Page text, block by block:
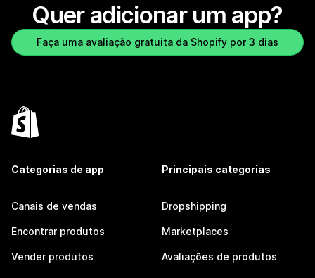
Quer adicionar um app?
Faça uma avaliação gratuita da Shopify por 3 dias
Categorias de app
Canais de vendas
Encontrar produtos
Vender produtos
Principais categorias
Dropshipping
Marketplaces
Avaliações de produtos